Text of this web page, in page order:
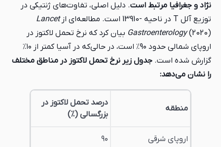
نژاد و جغرافیا مرتبط است. دلیل اصلی، تفاوت‌های ژنتیکی در
توزیع آلل T در ناحیه -13910 است. مطالعه‌ای از
Lancet
Gastroenterology (2020) بیان کرد که نرخ تحمل لاکتوز در
اروپای شمالی حدود ۹۰٪ است، در حالی‌که در آسیا کمتر از ۱۰٪
گزارش شده است. جدول زیر نرخ تحمل لاکتوز در مناطق مختلف
را نشان می‌دهد:
منطقه
درصد تحمل لاکتوز در
بزرگسالی (%)
اروپای شرقی ۹۰